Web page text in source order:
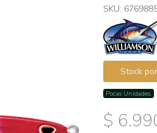
SKU:
Stock
Pocas Unidades.
$